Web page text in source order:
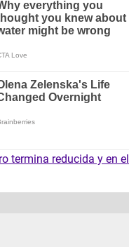
termina reducida y en el